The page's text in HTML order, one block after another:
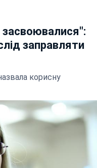
заправляти
корисну